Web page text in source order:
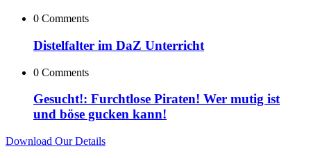
0 Comments
Distelfalter im DaZ Unterricht
0 Comments
Gesucht!: Furchtlose Piraten! Wer mutig ist
und böse gucken kann!
Download Our Details